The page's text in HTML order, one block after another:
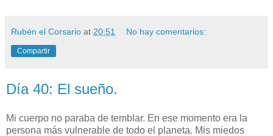
Rubén el Corsario at 20:51 No hay comentarios:
Compartir
Día 40: El sueño.
Mi cuerpo no paraba de temblar. En ese momento era la
persona más vulnerable de todo el planeta. Mis miedos